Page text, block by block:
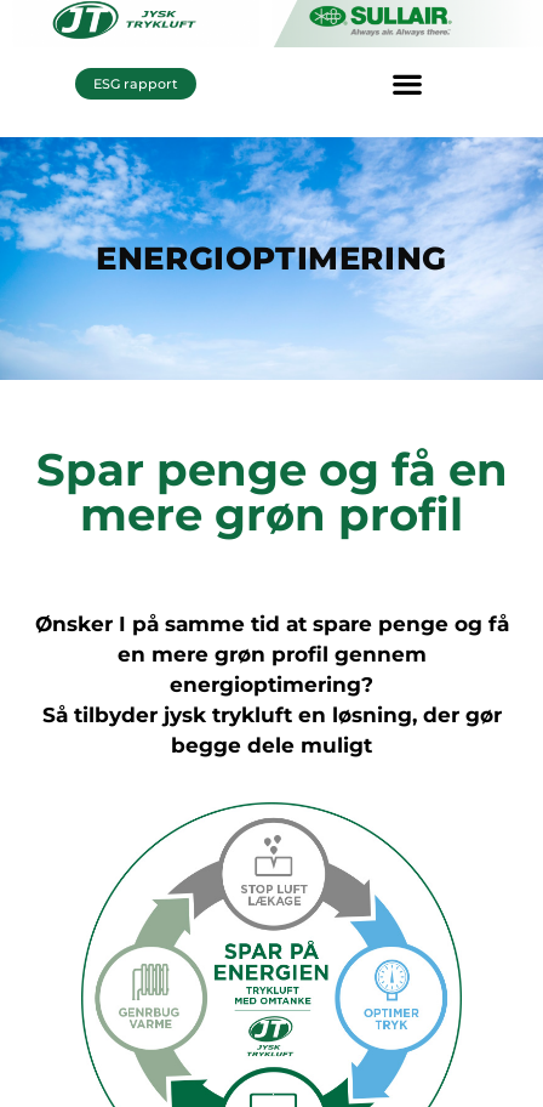
ESG rapport
ENERGIOPTIMERING
Spar penge og få en
mere grøn profil
Ønsker I på samme tid at spare penge og få
en mere grøn profil gennem
energioptimering?
Så tilbyder jysk trykluft en løsning, der gør
begge dele muligt